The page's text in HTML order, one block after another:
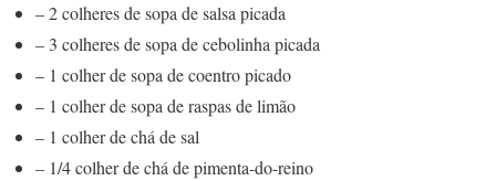
– 2 colheres de sopa de salsa picada
– 3 colheres de sopa de cebolinha picada
– 1 colher de sopa de coentro picado
– 1 colher de sopa de raspas de limão
– 1 colher de chá de sal
– 1/4 colher de chá de pimenta-do-reino